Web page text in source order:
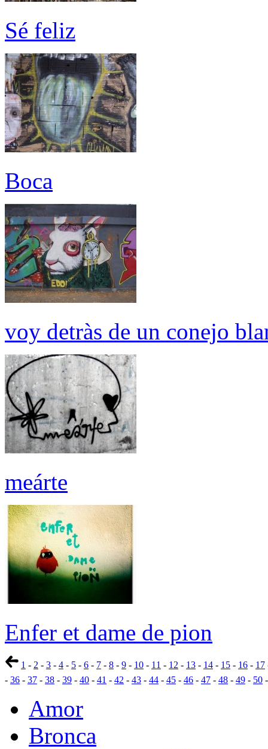
Sé feliz
Boca
voy detràs de un conejo
meárte
Enfer et dame de pion
1 - 2 - 3 - 4 - 5 - 6 - 7 - 8 - 9 - 10 - 11 - 12 - 13 - 14 - 15 - 16 - 17
- 36 - 37 - 38 - 39 - 40 - 41 - 42 - 43 - 44 - 45 - 46 - 47 - 48 - 49 - 50
Amor
Bronca